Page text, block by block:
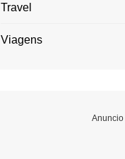
Travel
Viagens
Anuncio